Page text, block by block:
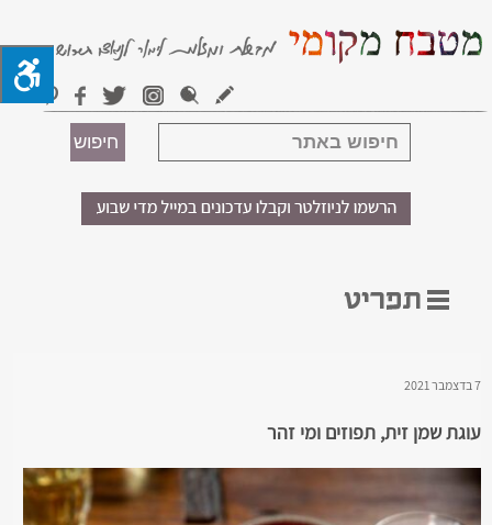
7 בדצמבר 2021
עוגת שמן זית, תפוזים ומי זהר